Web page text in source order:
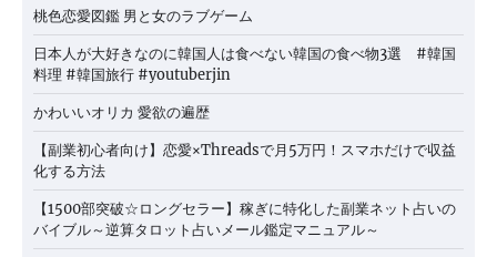
桃色恋愛図鑑 男と女のラブゲーム
日本人が大好きなのに韓国人は食べない韓国の食べ物3選 #韓国
料理 #韓国旅行 #youtuberjin
かわいいオリカ 愛欲の遍歴
【副業初心者向け】恋愛×Threadsで月5万円！スマホだけで収益
化する方法
【1500部突破☆ロングセラー】稼ぎに特化した副業ネット占いの
バイブル～逆算タロット占いメール鑑定マニュアル～